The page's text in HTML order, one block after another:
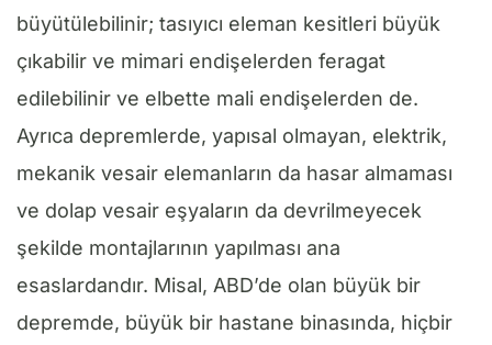
büyütülebilinir; tasıyıcı eleman kesitleri büyük
çıkabilir ve mimari endişelerden feragat
edilebilinir ve elbette mali endişelerden de.
Ayrıca depremlerde, yapısal olmayan, elektrik,
mekanik vesair elemanların da hasar almaması
ve dolap vesair eşyaların da devrilmeyecek
şekilde montajlarının yapılması ana
esaslardandır. Misal, ABD’de olan büyük bir
depremde, büyük bir hastane binasında, hiçbir